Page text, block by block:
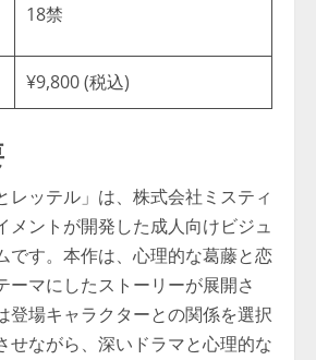
18禁
¥9,800 (税込)
レッテル」は、株式会社ミスティ
メントが開発した成人向けビジュ
です。本作は、心理的な葛藤と恋
ーマにしたストーリーが展開さ
登場キャラクターとの関係を選択
せながら、深いドラマと心理的な